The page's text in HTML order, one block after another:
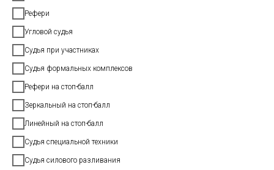
Рефери
Угловой судья
Судья при участниках
Судья формальных комплексов
Рефери на стоп-балл
Зеркальный на стоп-балл
Линейный на стоп-балл
Судья специальной техники
Судья силового разливания